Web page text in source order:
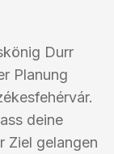
Durr
Planung
deine
Ziel gelangen